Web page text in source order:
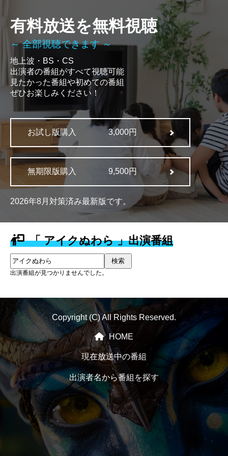
有料放送を無料視聴
～ 全部視聴できます ～
地上波・BS・CS
出演者の番組がすべて視聴可能
見たかった番組や初めての番組
ぜひお楽しみください！
お試し版購入 3,000円
無期限版購入 9,500円
2026年8月対策済み最新版です。
「 アイクぬわら 」出演番組
検索
出演番組が見つかりませんでした。
Copyright (C) All Rights Reserved.
HOME
現在放送中の番組
出演者名から番組を探す